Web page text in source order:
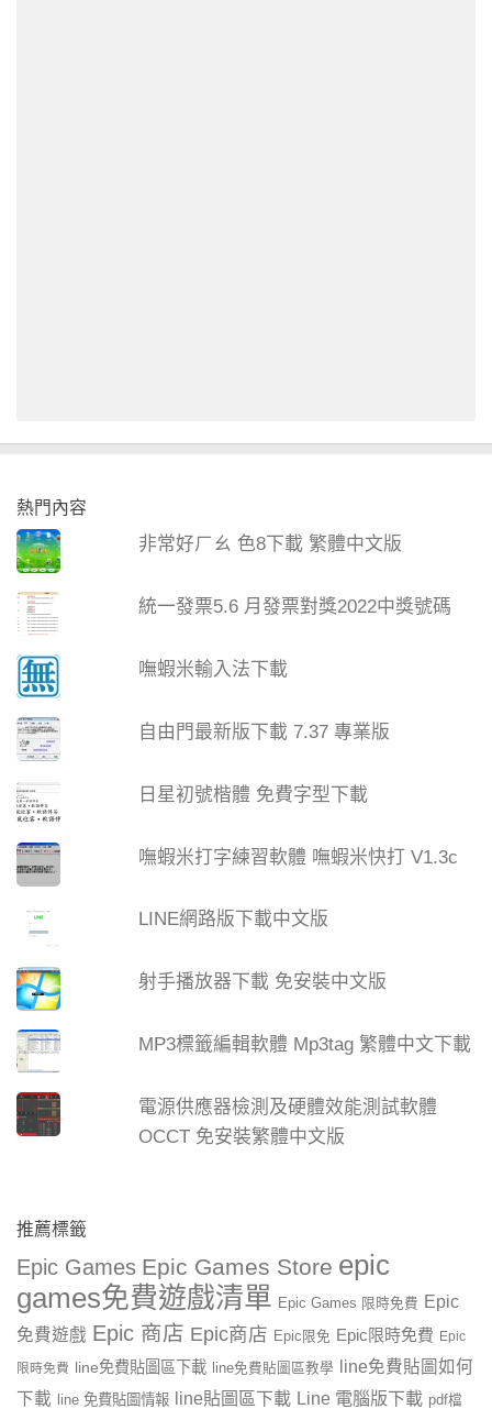
熱門內容
非常好ㄏㄠ 色8下載 繁體中文版
統一發票5.6 月發票對獎2022中獎號碼
嘸蝦米輸入法下載
自由門最新版下載 7.37 專業版
日星初號楷體 免費字型下載
嘸蝦米打字練習軟體 嘸蝦米快打 V1.3c
LINE網路版下載中文版
射手播放器下載 免安裝中文版
MP3標籤編輯軟體 Mp3tag 繁體中文下載
電源供應器檢測及硬體效能測試軟體
OCCT 免安裝繁體中文版
推薦標籤
Epic Games Epic Games Store epic
games免費遊戲清單 Epic Games 限時免費 Epic
免費遊戲 Epic 商店 Epic商店 Epic限免 Epic限時免費 Epic
限時免費 line免費貼圖區下載 line免費貼圖區教學
line免費貼圖如何
下載
line 免費貼圖情報 line貼圖區下載 Line 電腦版下載 pdf檔